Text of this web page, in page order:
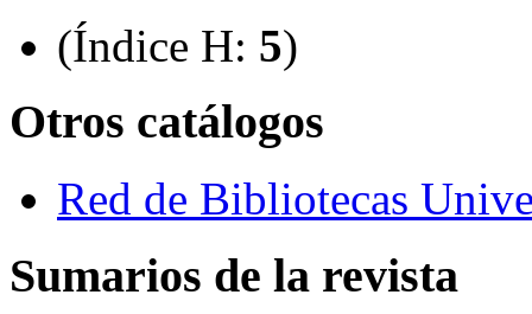
(Índice H: 5)
Otros catálogos
Red de Bibliotecas
Sumarios de la revista